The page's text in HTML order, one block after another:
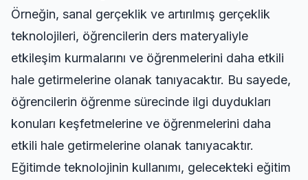
Örneğin, sanal gerçeklik ve artırılmış gerçeklik
teknolojileri, öğrencilerin ders materyaliyle
etkileşim kurmalarını ve öğrenmelerini daha etkili
hale getirmelerine olanak tanıyacaktır. Bu sayede,
öğrencilerin öğrenme sürecinde ilgi duydukları
konuları keşfetmelerine ve öğrenmelerini daha
etkili hale getirmelerine olanak tanıyacaktır.
Eğitimde teknolojinin kullanımı, gelecekteki eğitim